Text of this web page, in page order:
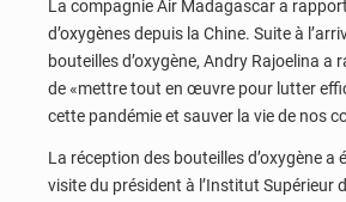
La compagnie Air Madagascar a
d’oxygènes depuis la Chine. Suite à
bouteilles d’oxygène, Andry Rajoelina a
de «mettre tout en œuvre pour lutter
cette pandémie et sauver la vie de nos
La réception des bouteilles d’oxygène a
visite du président à l’Institut Supérieur